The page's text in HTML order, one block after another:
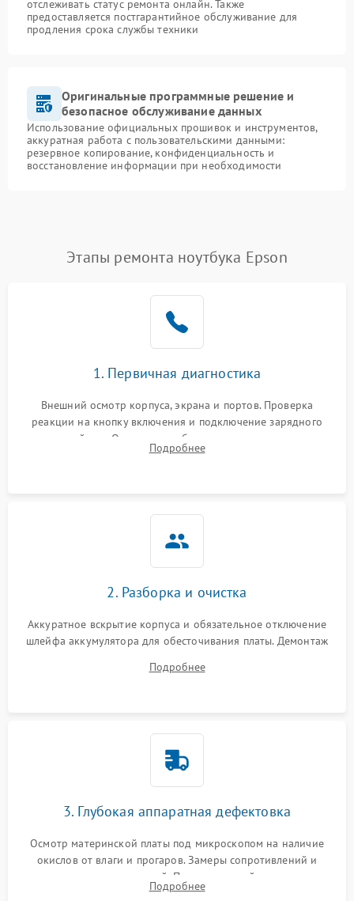
отслеживать статус ремонта онлайн. Также
предоставляется постгарантийное обслуживание для
продления срока службы техники
Оригинальные программные решение и
безопасное обслуживание данных
Использование официальных прошивок и инструментов,
аккуратная работа с пользовательскими данными:
резервное копирование, конфиденциальность и
восстановление информации при необходимости
Этапы ремонта ноутбука Epson
1. Первичная диагностика
Внешний осмотр корпуса, экрана и портов. Проверка
реакции на кнопку включения и подключение зарядного
устройства. Оценка потребления тока с помощью
лабораторного блока питания для локализации проблемы.
Подробнее
2. Разборка и очистка
Аккуратное вскрытие корпуса и обязательное отключение
шлейфа аккумулятора для обесточивания платы. Демонтаж
высохшей термопасты с кристаллов чипов.
Подробнее
3. Глубокая аппаратная дефектовка
Осмотр материнской платы под микроскопом на наличие
окислов от влаги и прогаров. Замеры сопротивлений и
дежурных напряжений. Проверка цепей питания,
мультиконтроллера, процессора и видеочипа.
Подробнее